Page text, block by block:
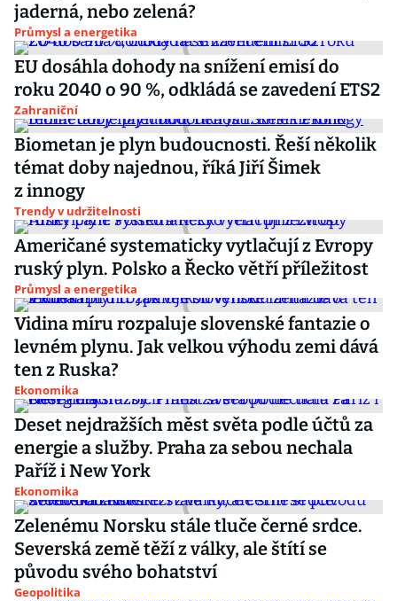
jaderná, nebo zelená?
Průmysl a energetika
EU dosáhla dohody na snížení emisí do
roku 2040 o 90 %, odkládá se zavedení ETS2
Zahraniční
Biometan je plyn budoucnosti. Řeší několik
témat doby najednou, říká Jiří Šimek
z innogy
Trendy v udržitelnosti
Američané systematicky vytlačují z Evropy
ruský plyn. Polsko a Řecko větří příležitost
Průmysl a energetika
Vidina míru rozpaluje slovenské fantazie o
levném plynu. Jak velkou výhodu zemi dává
ten z Ruska?
Ekonomika
Deset nejdražších měst světa podle účtů za
energie a služby. Praha za sebou nechala
Paříž i New York
Ekonomika
Zelenému Norsku stále tluče černé srdce.
Severská země těží z války, ale štítí se
původu svého bohatství
Geopolitika